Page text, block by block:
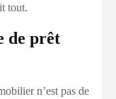
tout.
de prêt
n’est pas de